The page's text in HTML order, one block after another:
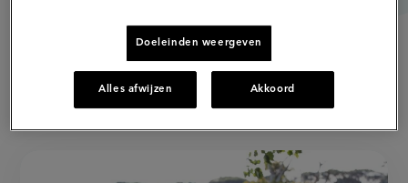
Populaire artikelen
Doeleinden weergeven
Alles afwijzen Akkoord